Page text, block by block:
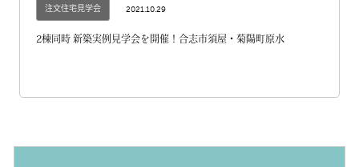
注文住宅見学会 2021.10.29
2棟同時 新築実例見学会を開催！合志市須屋・菊陽町原水